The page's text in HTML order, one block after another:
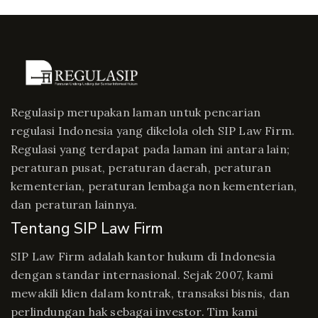
Regulasip merupakan laman untuk pencarian
regulasi Indonesia yang dikelola oleh SIP Law Firm.
Regulasi yang terdapat pada laman ini antara lain;
peraturan pusat, peraturan daerah, peraturan
kementerian, peraturan lembaga non kementerian,
dan peraturan lainnya.
Tentang SIP Law Firm
SIP Law Firm adalah kantor hukum di Indonesia
dengan standar internasional. Sejak 2007, kami
mewakili klien dalam kontrak, transaksi bisnis, dan
perlindungan hak sebagai investor. Tim kami